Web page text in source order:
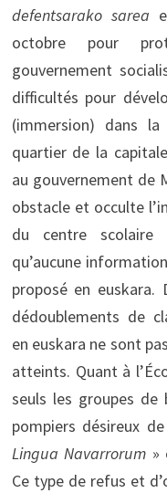
defentsarako sarea
octobre pour
gouvernement
difficultés pour
(immersion) dans
quartier de la
au gouvernement de
obstacle et occulte
du centre scolaire
qu’aucune
proposé en euskara.
dédoublements de
en euskara ne sont
atteints. Quant à
seuls les groupes de
pompiers désireux
Lingua Navarrorum »
Ce type de refus et